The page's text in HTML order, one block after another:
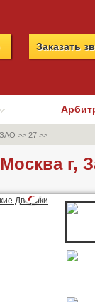
Заказать
>> 27 >>
г,